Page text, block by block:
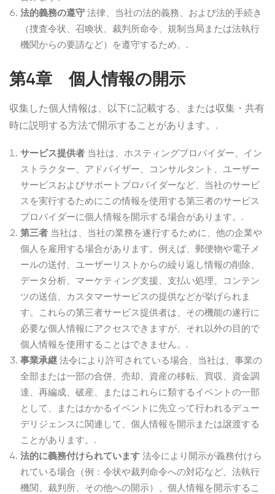
法的義務の遵守 法律、当社の法的義務、および法的手続き
（捜査令状、召喚状、裁判所命令、規制当局または法執行
機関からの要請など）を遵守するため、.
第4章 個人情報の開示
収集した個人情報は、以下に記載する、または収集・共有
時に説明する方法で開示することがあります。.
サービス提供者 当社は、ホスティングプロバイダー、イン
ストラクター、アドバイザー、コンサルタント、ユーザー
サービスおよびサポートプロバイダーなど、当社のサービ
スを実行するためにこの情報を使用する第三者のサービス
プロバイダーに個人情報を開示する場合があります。.
第三者 当社は、当社の業務を遂行するために、他の企業や
個人を雇用する場合があります。例えば、郵便物や電子メ
ールの送付、ユーザーリストからの繰り返し情報の削除、
データ分析、マーケティング支援、支払い処理、コンテン
ツの送信、カスタマーサービスの提供などが挙げられま
す。これらの第三者サービス提供者は、その機能の遂行に
必要な個人情報にアクセスできますが、それ以外の目的で
個人情報を使用することはできません。.
事業承継 法令により許可されている場合、当社は、事業の
全部または一部の合併、売却、資産の移転、買収、資金調
達、再編成、破産、またはこれらに類するイベントの一部
として、またはかかるイベントに先立って行われるデュー
デリジェンスに関連して、個人情報を開示または譲渡する
ことがあります。.
法的に義務付けられています 法令により開示が義務付けら
れている場合（例：令状や裁判命令への対応など、法執行
機関、裁判所、その他への開示）、個人情報を開示するこ